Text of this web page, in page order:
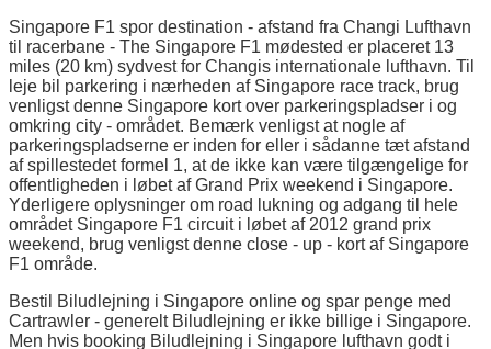
Singapore F1 spor destination - afstand fra Changi Lufthavn
til racerbane - The Singapore F1 mødested er placeret 13
miles (20 km) sydvest for Changis internationale lufthavn. Til
leje bil parkering i nærheden af Singapore race track, brug
venligst denne Singapore kort over parkeringspladser i og
omkring city - området. Bemærk venligst at nogle af
parkeringspladserne er inden for eller i sådanne tæt afstand
af spillestedet formel 1, at de ikke kan være tilgængelige for
offentligheden i løbet af Grand Prix weekend i Singapore.
Yderligere oplysninger om road lukning og adgang til hele
området Singapore F1 circuit i løbet af 2012 grand prix
weekend, brug venligst denne close - up - kort af Singapore
F1 område.
Bestil Biludlejning i Singapore online og spar penge med
Cartrawler - generelt Biludlejning er ikke billige i Singapore.
Men hvis booking Biludlejning i Singapore lufthavn godt i